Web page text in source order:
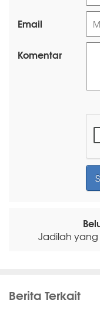
Email
Komentar
Jadilah
Berita Terkait